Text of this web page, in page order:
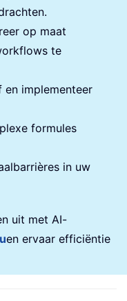
op maat
te
en implementeer
formules
in uw
uit met AI-
en ervaar efficiëntie